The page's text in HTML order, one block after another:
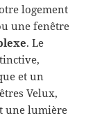
logement
une fenêtre
. Le
et un
Velux,
une lumière